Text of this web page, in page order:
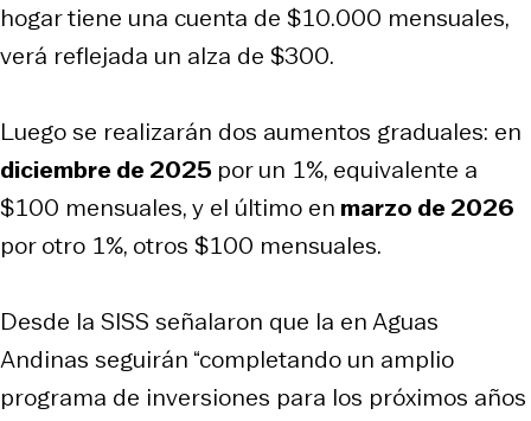
hogar tiene una cuenta de $10.000 mensuales,
verá reflejada un alza de $300.
Luego se realizarán dos aumentos graduales: en
diciembre de 2025 por un 1%, equivalente a
$100 mensuales, y el último en marzo de 2026
por otro 1%, otros $100 mensuales.
Desde la SISS señalaron que la en Aguas
Andinas seguirán “completando un amplio
programa de inversiones para los próximos años